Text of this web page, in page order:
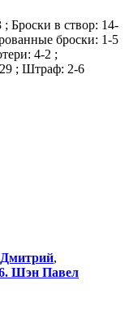
; Броски в створ: 14-
броски: 1-5
4-2 ;
; Штраф: 2-6
,
Шэн Павел